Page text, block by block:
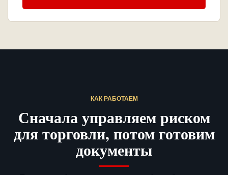
КАК РАБОТАЕМ
Сначала управляем риском
для торговли, потом готовим
документы